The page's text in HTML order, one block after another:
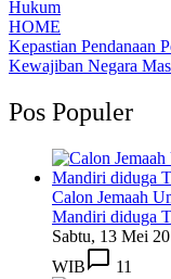
HOME
Kepastian Pendanaan
Kewajiban Negara
Pos Populer
Calon Jemaah
Mandiri diduga
Sabtu, 13 Mei
WIB
11